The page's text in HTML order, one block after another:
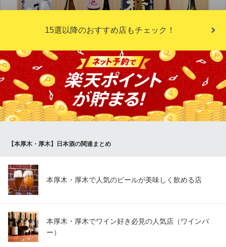
ハナレの日本酒は全国津々浦々から仕入れてます。 有名どころか
らニッチな日本酒まで辛口も甘口も日本酒好きの店主が日々探し
際にぜひいろんな日本酒を飲んでみてください♪
※こちらは夜のみのこだわりです。
大衆酒場 スマイリ商店ハナレ 本厚木店
大衆酒場
小田急小田原線本厚木駅北口 徒歩3分
15選以降のおすすめ店もチェック！
【本厚木・厚木】日本酒の関連まとめ
本厚木・厚木で人気のビールが美味しく飲める店
本厚木・厚木でワイン好き必見の人気店（ワインバ
ー）